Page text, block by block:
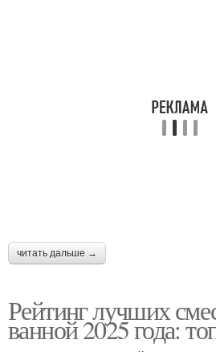
читать дальше →
Рейтинг лучших
ванной 2025 года: